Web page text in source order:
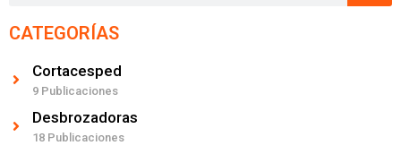
CATEGORÍAS
Cortacesped
9 Publicaciones
Desbrozadoras
18 Publicaciones